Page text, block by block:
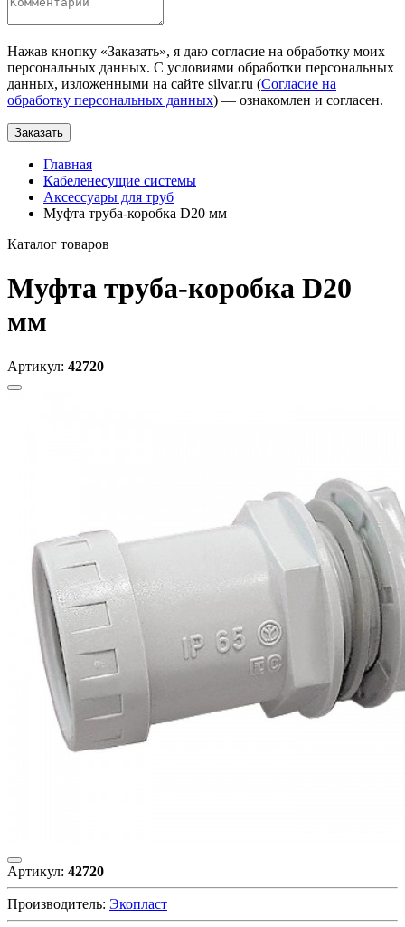
Нажав кнопку «Заказать», я даю согласие на обработку моих
персональных данных. С условиями обработки персональных
данных, изложенными на сайте silvar.ru (Согласие на
обработку персональных данных) — ознакомлен и согласен.
Заказать
Главная
Кабеленесущие системы
Аксессуары для труб
Муфта труба-коробка D20 мм
Каталог товаров
Муфта труба-коробка D20
мм
Артикул: 42720
Артикул: 42720
Производитель: Экопласт